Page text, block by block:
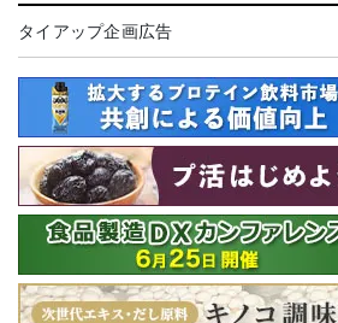
タイアップ企画広告